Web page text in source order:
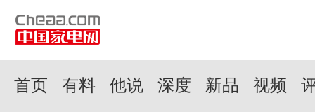
首页 有料 他说 深度 新品 视频